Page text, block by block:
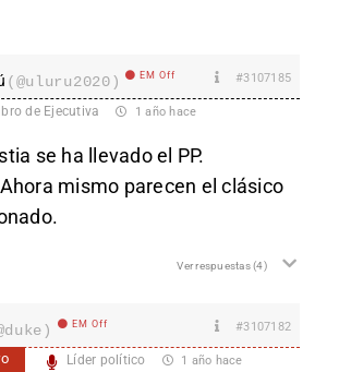
(@uluru2020) EM Off #3107185
de Ejecutiva 1 año hace
se ha llevado el PP.
mismo parecen el clásico
Ver respuestas(4)
EM Off #3107182
Líder político 1 año hace